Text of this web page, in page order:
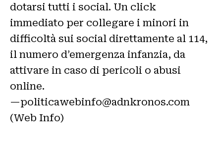
dotarsi tutti i social. Un click
immediato per collegare i minori in
difficoltà sui social direttamente al 114,
il numero d’emergenza infanzia, da
attivare in caso di pericoli o abusi
online.
—politicawebinfo@adnkronos.com
(Web Info)